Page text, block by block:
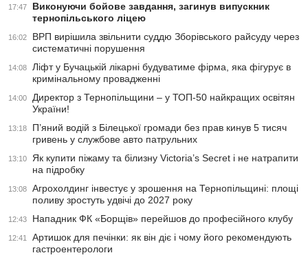
17:47
Виконуючи бойове завдання, загинув випускник
тернопільського ліцею
16:02
ВРП вирішила звільнити суддю Зборівського райсуду через
систематичні порушення
14:08
Ліфт у Бучацькій лікарні будуватиме фірма, яка фігурує в
кримінальному провадженні
14:00
Директор з Тернопільщини – у ТОП-50 найкращих освітян
України!
13:18
П’яний водій з Білецької громади без прав кинув 5 тисяч
гривень у службове авто патрульних
13:10
Як купити піжаму та білизну Victoria’s Secret і не натрапити
на підробку
13:08
Агрохолдинг інвестує у зрошення на Тернопільщині: площі
поливу зростуть удвічі до 2027 року
12:43 Нападник ФК «Борщів» перейшов до професійного клубу
12:41
Артишок для печінки: як він діє і чому його рекомендують
гастроентерологи